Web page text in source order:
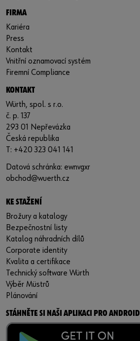
FIRMA
Kariéra
Press
Kontakt
Vnitřní oznamovací systém
Firemní Compliance
KONTAKT
Würth, spol. s r.o.
č. p. 137
293 01 Nepřevázka
Česká republika
T: +420 323 041 141
Datová schránka: ewnvgxr
obchod@wuerth.cz
KE STAŽENÍ
Brožury a katalogy
Bezpečnostní listy
Katalog náhradních dílů
Corporate identity
Kvalita a certifikace
Technický software Würth
Výběr Müstrů
Plánování
STÁHNĚTE SI NAŠI APLIKACI PRO ANDROID